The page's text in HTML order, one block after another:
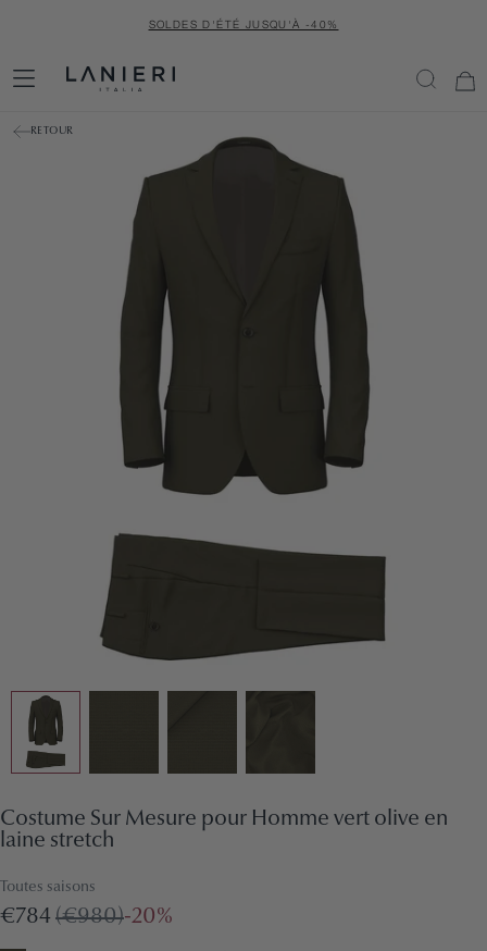
SOLDES D'ÉTÉ JUSQU'À -40%
RETOUR
Costume Sur Mesure pour Homme vert olive en
laine stretch
Toutes saisons
€784 (€980)-20%